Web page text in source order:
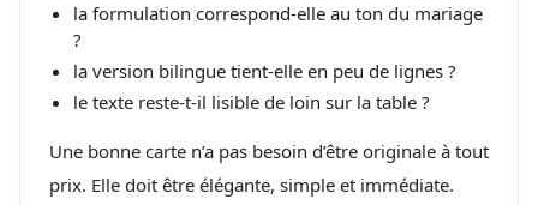
la formulation correspond-elle au ton du mariage
?
la version bilingue tient-elle en peu de lignes ?
le texte reste-t-il lisible de loin sur la table ?
Une bonne carte n’a pas besoin d’être originale à tout
prix. Elle doit être élégante, simple et immédiate.